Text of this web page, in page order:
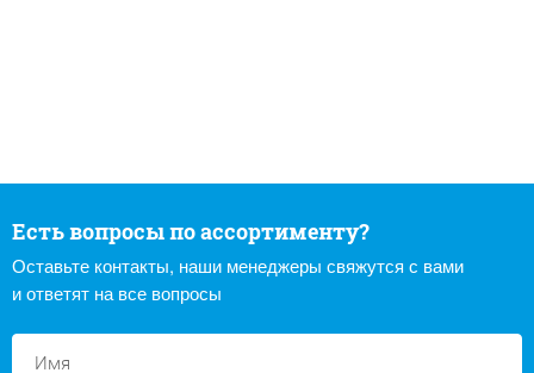
Есть вопросы по ассортименту?
Оставьте контакты, наши менеджеры свяжутся с вами
и ответят на все вопросы